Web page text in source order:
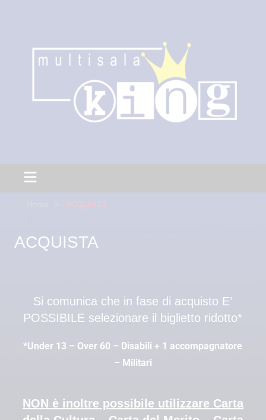
ACQUISTA
ACQUISTA
Si comunica che in fase di acquisto E’
POSSIBILE selezionare il biglietto ridotto*
*Under 13 – Over 60 – Disabili + 1 accompagnatore
– Militari
NON è inoltre possibile utilizzare Carta